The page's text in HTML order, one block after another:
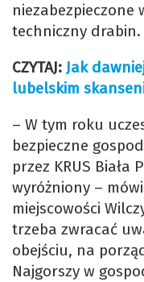
niezabezpieczone
techniczny drabin.
CZYTAJ: Jak
lubelskim
– W tym roku
bezpieczne
przez KRUS Biała
wyróżniony –
miejscowości
trzeba zwracać
obejściu, na
Najgorszy w